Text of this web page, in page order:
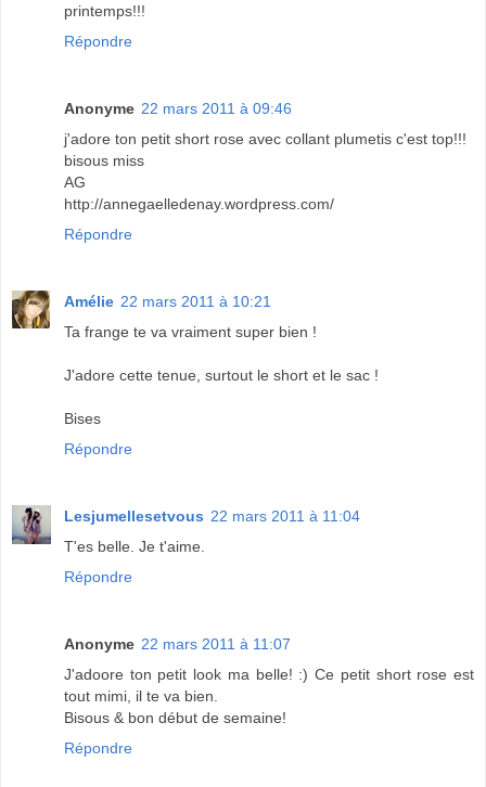
printemps!!!
Répondre
Anonyme 22 mars 2011 à 09:46
j'adore ton petit short rose avec collant plumetis c'est top!!!
bisous miss
AG
http://annegaelledenay.wordpress.com/
Répondre
Amélie 22 mars 2011 à 10:21
Ta frange te va vraiment super bien !
J'adore cette tenue, surtout le short et le sac !
Bises
Répondre
Lesjumellesetvous 22 mars 2011 à 11:04
T'es belle. Je t'aime.
Répondre
Anonyme 22 mars 2011 à 11:07
J'adoore ton petit look ma belle! :) Ce petit short rose est
tout mimi, il te va bien.
Bisous & bon début de semaine!
Répondre